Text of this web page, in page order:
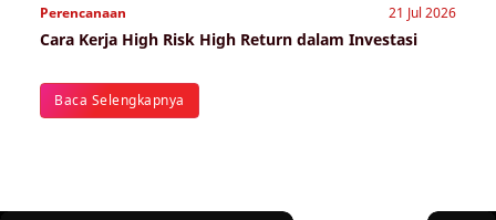
Perencanaan 21 Jul 2026
Cara Kerja High Risk High Return dalam Investasi
Baca Selengkapnya